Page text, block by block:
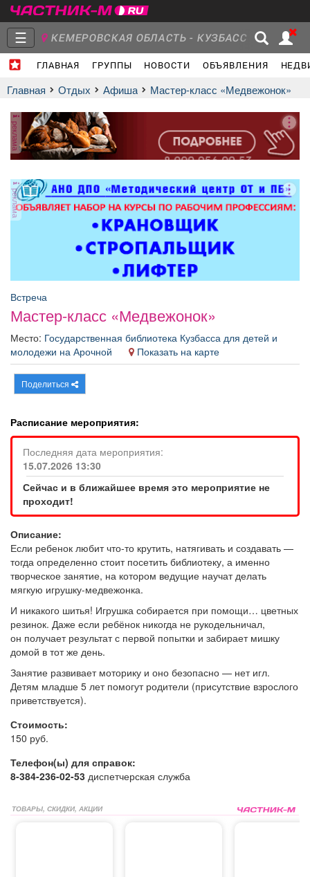
☰ КЕМЕРОВСКАЯ ОБЛАСТЬ - КУЗБАСС
ГЛАВНАЯ ГРУППЫ НОВОСТИ ОБЪЯВЛЕНИЯ
Объявления Недвижимость Услуги
Афиша Обучение
Товары
ТВ программа Я - пенсионер
Главная Отдых афиша Мастер-класс «Медвежонок»
реклама
реклама
Встреча
Мастер-класс «Медвежонок»
Место: Государственная библиотека Кузбасса для детей и
молодежи на Арочной
Показать на карте
Поделиться
Расписание мероприятия:
Последняя дата мероприятия:
15.07.2026 13:30
Сейчас и в ближайшее время это мероприятие не
проходит!
Описание:
Если ребенок любит что-то крутить, натягивать и создавать —
тогда определенно стоит посетить библиотеку, а именно
творческое занятие, на котором ведущие научат делать
мягкую игрушку-медвежонка.
И никакого шитья! Игрушка собирается при помощи… цветных
резинок. Даже если ребёнок никогда не рукодельничал,
он получает результат с первой попытки и забирает мишку
домой в тот же день.
Занятие развивает моторику и оно безопасно — нет игл.
Детям младше 5 лет помогут родители (присутствие взрослого
приветствуется).
Стоимость:
150 руб.
Телефон(ы) для справок:
8-384-236-02-53 диспетчерская служба
ТОВАРЫ, СКИДКИ, АКЦИИ